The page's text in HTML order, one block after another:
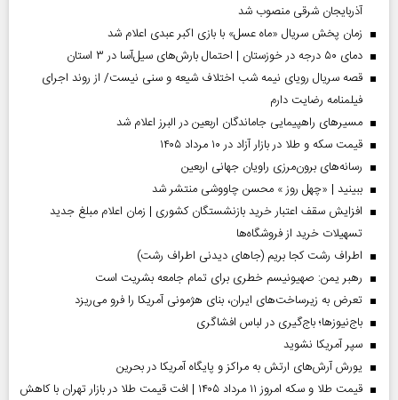
آذربایجان شرقی منصوب شد
زمان پخش سریال «ماه عسل» با بازی اکبر عبدی اعلام شد
دمای ۵۰ درجه در خوزستان | احتمال بارش‌های سیل‌آسا در ۳ استان
قصه سریال رویای نیمه شب اختلاف شیعه و سنی نیست/ از روند اجرای
فیلمنامه رضایت دارم
مسیر‌های راهپیمایی جاماندگان اربعین در البرز اعلام شد
قیمت سکه و طلا در بازار آزاد در ۱۰ مرداد ۱۴۰۵
رسانه‌های برون‌مرزی راویان جهانی اربعین
ببینید | «چهل روز » محسن چاووشی منتشر شد
افزایش سقف اعتبار خرید بازنشستگان کشوری | زمان اعلام مبلغ جدید
تسهیلات خرید از فروشگاه‌ها
اطراف رشت کجا بریم (جاهای دیدنی اطراف رشت)
رهبر یمن: صهیونیسم خطری برای تمام جامعه بشریت است
تعرض به زیرساخت‌های ایران، بنای هژمونی آمریکا را فرو می‌ریزد
باج‌نیوزها؛ باج‌گیری در لباس افشاگری
سپر آمریکا نشوید
یورش آرش‌های ارتش به مراکز و پایگاه‌ آمریکا در بحرین
قیمت طلا و سکه امروز ۱۱ مرداد ۱۴۰۵ | افت قیمت طلا در بازار تهران با کاهش